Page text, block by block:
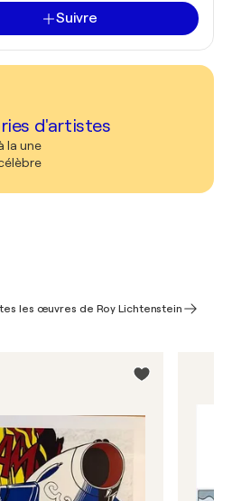
Suivre
d'artistes
la une
les œuvres de Roy Lichtenstein